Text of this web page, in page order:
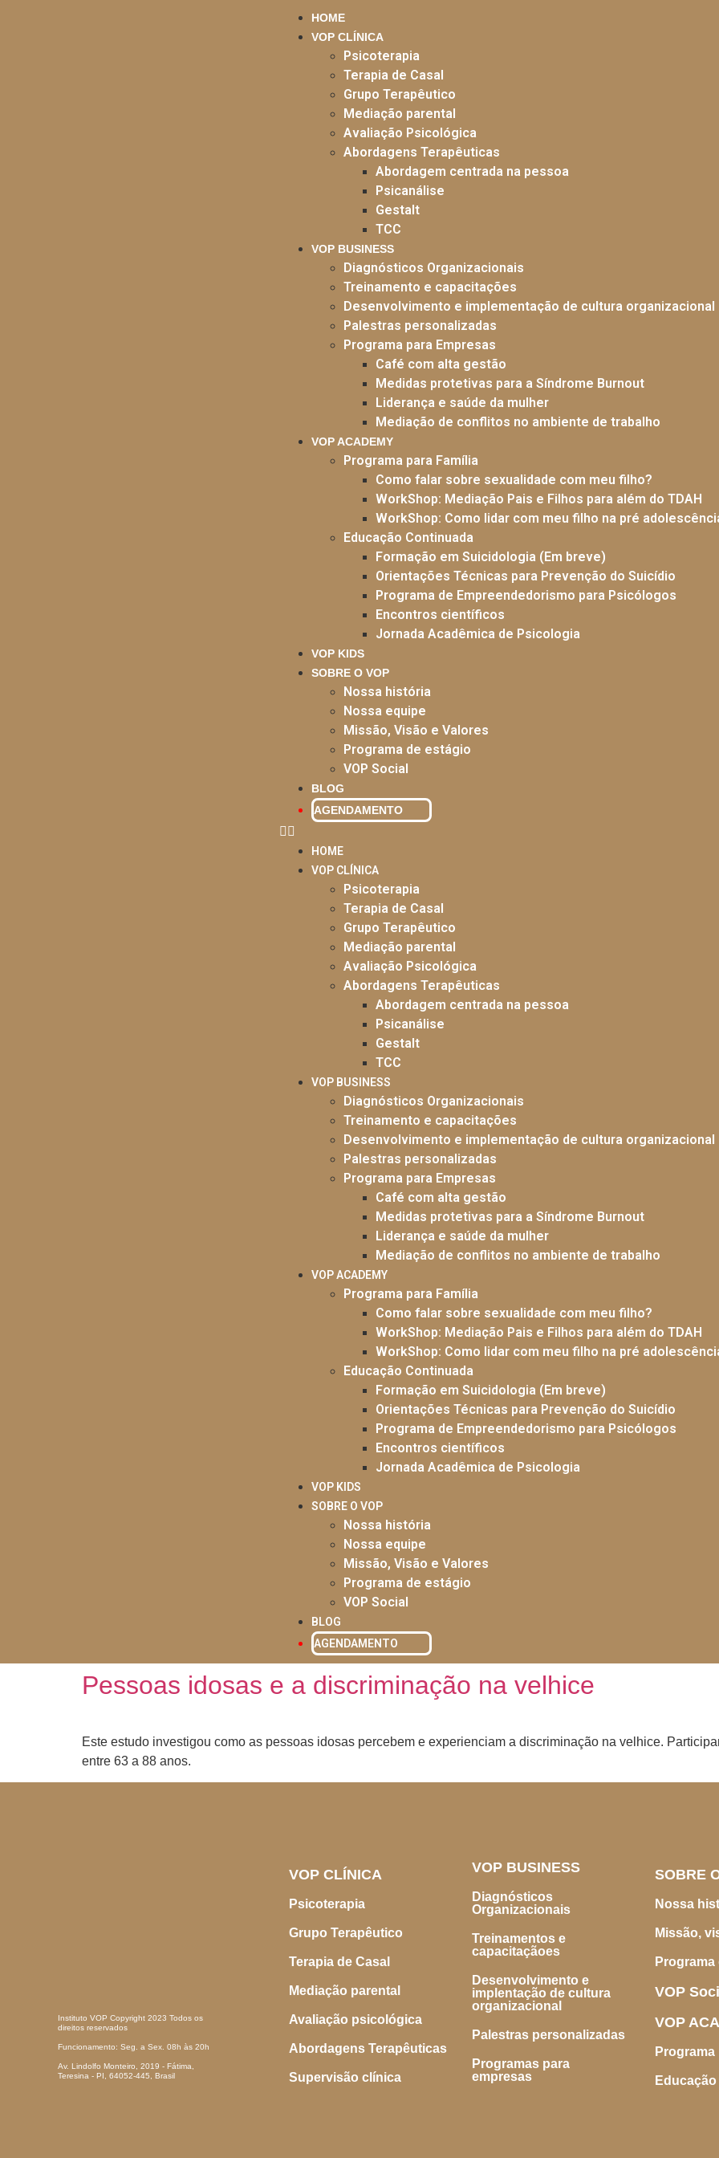
HOME
VOP CLÍNICA
Psicoterapia
Terapia de Casal
Grupo Terapêutico
Mediação parental
Avaliação Psicológica
Abordagens Terapêuticas
Abordagem centrada na pessoa
Psicanálise
Gestalt
TCC
VOP BUSINESS
Diagnósticos Organizacionais
Treinamento e capacitações
Desenvolvimento e implementação de cultura organizacional
Palestras personalizadas
Programa para Empresas
Café com alta gestão
Medidas protetivas para a Síndrome Burnout
Liderança e saúde da mulher
Mediação de conflitos no ambiente de trabalho
VOP ACADEMY
Programa para Família
Como falar sobre sexualidade com meu filho?
WorkShop: Mediação Pais e Filhos para além do TDAH
WorkShop: Como lidar com meu filho na pré
Educação Continuada
Formação em Suicidologia (Em breve)
Orientações Técnicas para Prevenção do Suicídio
Programa de Empreendedorismo para Psicólogos
Encontros científicos
Jornada Acadêmica de Psicologia
VOP KIDS
SOBRE O VOP
Nossa história
Nossa equipe
Missão, Visão e Valores
Programa de estágio
VOP Social
BLOG
AGENDAMENTO
HOME
VOP CLÍNICA
Psicoterapia
Terapia de Casal
Grupo Terapêutico
Mediação parental
Avaliação Psicológica
Abordagens Terapêuticas
Abordagem centrada na pessoa
Psicanálise
Gestalt
TCC
VOP BUSINESS
Diagnósticos Organizacionais
Treinamento e capacitações
Desenvolvimento e implementação de cultura organizacional
Palestras personalizadas
Programa para Empresas
Café com alta gestão
Medidas protetivas para a Síndrome Burnout
Liderança e saúde da mulher
Mediação de conflitos no ambiente de trabalho
VOP ACADEMY
Programa para Família
Como falar sobre sexualidade com meu filho?
WorkShop: Mediação Pais e Filhos para além do TDAH
WorkShop: Como lidar com meu filho na pré
Educação Continuada
Formação em Suicidologia (Em breve)
Orientações Técnicas para Prevenção do Suicídio
Programa de Empreendedorismo para Psicólogos
Encontros científicos
Jornada Acadêmica de Psicologia
VOP KIDS
SOBRE O VOP
Nossa história
Nossa equipe
Missão, Visão e Valores
Programa de estágio
VOP Social
BLOG
AGENDAMENTO
Pessoas idosas e a discriminação na velhice
Este estudo investigou como as pessoas idosas percebem e experienciam a discriminação na velhice.
entre 63 a 88 anos.
Instituto VOP Copyright 2023 Todos os
direitos reservados
Funcionamento: Seg. a Sex. 08h às 20h
Av. Lindolfo Monteiro, 2019 - Fátima,
Teresina - PI, 64052-445, Brasil
VOP CLÍNICA
Psicoterapia
Grupo Terapêutico
Terapia de Casal
Mediação parental
Avaliação psicológica
Abordagens Terapêuticas
Supervisão clínica
VOP BUSINESS
Diagnósticos
Organizacionais
Treinamentos e
capacitaçãoes
Desenvolvimento e
implentação de cultura
organizacional
Palestras personalizadas
Programas para
empresas
SOBRE
Nossa
Missão,
VOP
VOP
Programa